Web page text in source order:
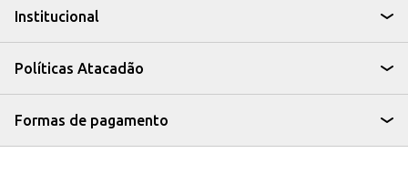
Institucional
Políticas Atacadão
Formas de pagamento